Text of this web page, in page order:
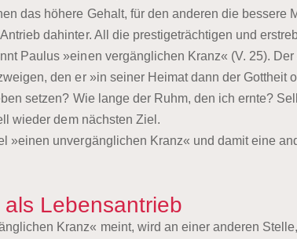
das höhere Gehalt, für den anderen die bessere
dahinter. All die prestigeträchtigen und
Paulus »einen vergänglichen Kranz« (V. 25).
den er »in seiner Heimat dann der Gottheit
setzen? Wie lange der Ruhm, den ich ernte?
wieder dem nächsten Ziel.
»einen unvergänglichen Kranz« und damit eine
Lebensantrieb
Kranz« meint, wird an einer anderen